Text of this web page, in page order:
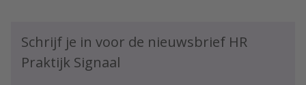
Schrijf je in voor de nieuwsbrief HR
Praktijk Signaal